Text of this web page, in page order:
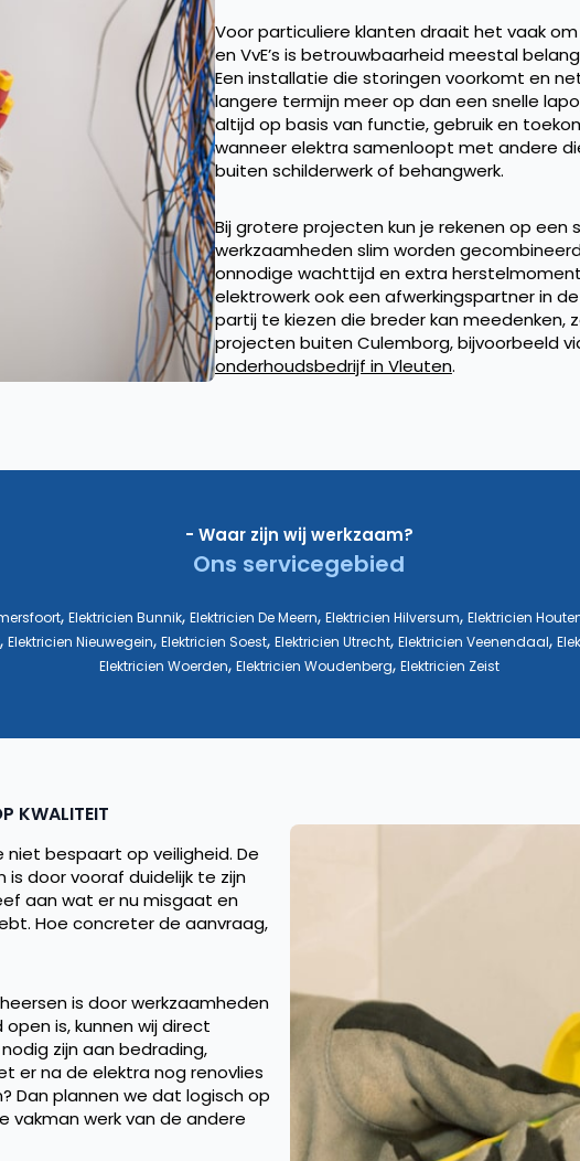
Voor particuliere klanten draait het vaak
en VvE’s is betrouwbaarheid meestal
Een installatie die storingen voorkomt en
langere termijn meer op dan een snelle
altijd op basis van functie, gebruik en
wanneer elektra samenloopt met andere
buiten schilderwerk of behangwerk.
Bij grotere projecten kun je rekenen op
werkzaamheden slim worden
onnodige wachttijd en extra
elektrowerk ook een afwerkingspartner in
partij te kiezen die breder kan meedenken,
projecten buiten Culemborg, bijvoorbeeld
onderhoudsbedrijf in Vleuten.
- Waar zijn wij werkzaam?
Ons servicegebied
, Elektricien Bunnik, Elektricien De Meern, Elektricien Hilversum, Elektricien
, Elektricien Nieuwegein, Elektricien Soest, Elektricien Utrecht, Elektricien Veenendaal,
Elektricien Woerden, Elektricien Woudenberg, Elektricien Zeist
KWALITEIT
niet bespaart op veiligheid. De
door vooraf duidelijk te zijn
aan wat er nu misgaat en
Hoe concreter de aanvraag,
is door werkzaamheden
is, kunnen wij direct
zijn aan bedrading,
er na de elektra nog renovlies
Dan plannen we dat logisch op
vakman werk van de andere